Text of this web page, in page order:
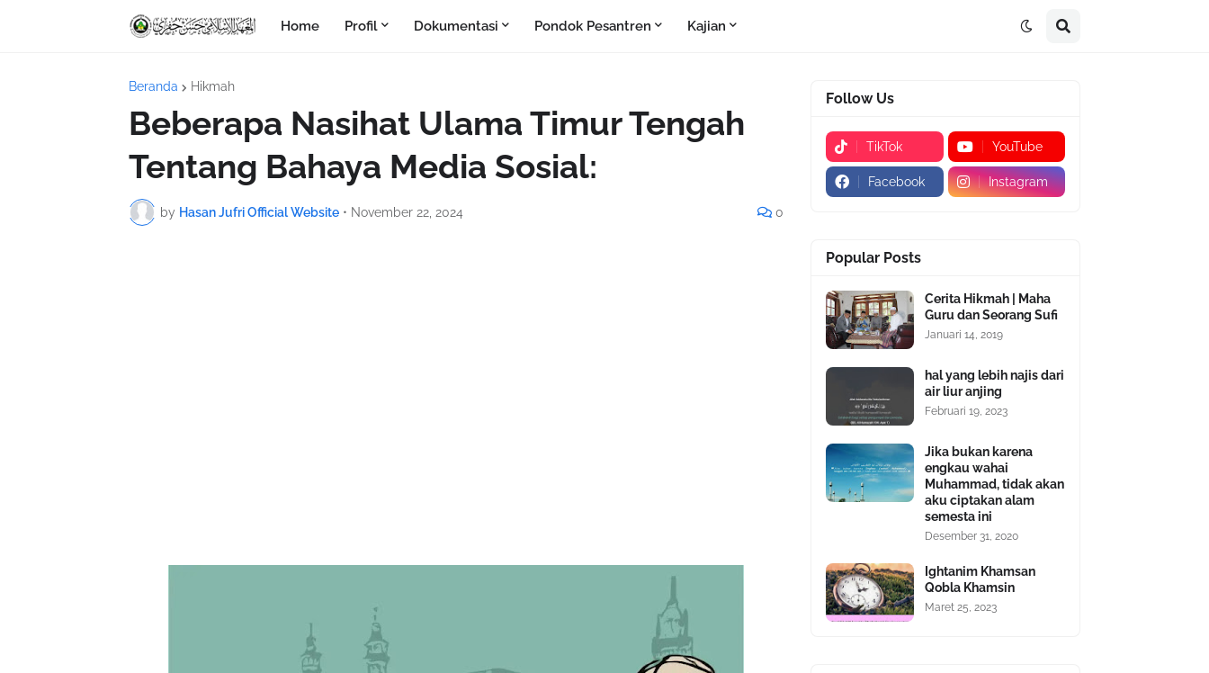
Home Profil Dokumentasi Pondok Pesantren Kajian
Beranda Hikmah
Beberapa Nasihat Ulama Timur Tengah
Tentang Bahaya Media Sosial:
by Hasan Jufri Official Website • November 22, 2024 0
Follow Us
TikTok YouTube
Facebook Instagram
Popular Posts
Cerita Hikmah | Maha
Guru dan Seorang Sufi
Januari 14, 2019
hal yang lebih najis dari
air liur anjing
Februari 19, 2023
Jika bukan karena
engkau wahai
Muhammad, tidak akan
aku ciptakan alam
semesta ini
Desember 31, 2020
Ightanim Khamsan
Qobla Khamsin
Maret 25, 2023